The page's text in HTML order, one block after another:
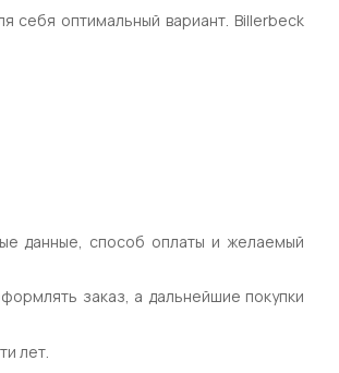
себя оптимальный вариант. Billerbeck
данные, способ оплаты и желаемый
заказ, а дальнейшие покупки
лет.